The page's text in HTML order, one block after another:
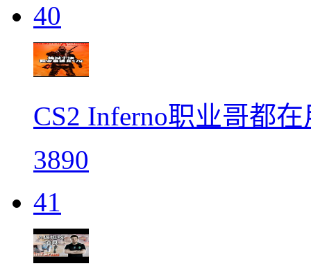
40
CS2 Inferno职业哥都
3890
41